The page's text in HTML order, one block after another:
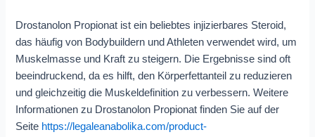
Drostanolon Propionat ist ein beliebtes injizierbares Steroid,
das häufig von Bodybuildern und Athleten verwendet wird, um
Muskelmasse und Kraft zu steigern. Die Ergebnisse sind oft
beeindruckend, da es hilft, den Körperfettanteil zu reduzieren
und gleichzeitig die Muskeldefinition zu verbessern. Weitere
Informationen zu Drostanolon Propionat finden Sie auf der
Seite https://legaleanabolika.com/product-